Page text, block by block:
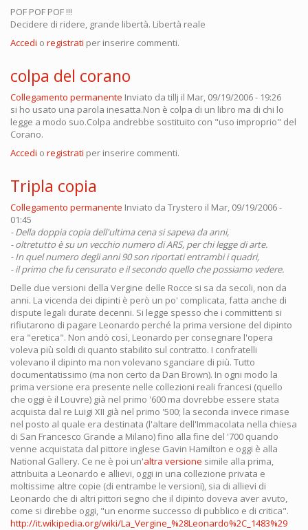
POF POF POF !!!
Decidere di ridere, grande libertà. Libertà reale
Accedi o registrati per inserire commenti.
colpa del corano
Collegamento permanente Inviato da tillj il Mar, 09/19/2006 - 19:26
si ho usato una parola inesatta.Non è colpa di un libro ma di chi lo
legge a modo suo.Colpa andrebbe sostituito con "uso improprio" del
Corano.
Accedi o registrati per inserire commenti.
Tripla copia
Collegamento permanente Inviato da Trystero il Mar, 09/19/2006 -
01:45
- Della doppia copia dell'ultima cena si sapeva da anni,
- oltretutto è su un vecchio numero di ARS, per chi legge di arte.
- In quel numero degli anni 90 son riportati entrambi i quadri,
- il primo che fu censurato e il secondo quello che possiamo vedere.
Delle due versioni della Vergine delle Rocce si sa da secoli, non da
anni. La vicenda dei dipinti è però un po' complicata, fatta anche di
dispute legali durate decenni. Si legge spesso che i committenti si
rifiutarono di pagare Leonardo perché la prima versione del dipinto
era "eretica". Non andò così, Leonardo per consegnare l'opera
voleva più soldi di quanto stabilito sul contratto. I confratelli
volevano il dipinto ma non volevano sganciare di più. Tutto
documentatissimo (ma non certo da Dan Brown). In ogni modo la
prima versione era presente nelle collezioni reali francesi (quello
che oggi è il Louvre) già nel primo '600 ma dovrebbe essere stata
acquista dal re Luigi XII già nel primo '500; la seconda invece rimase
nel posto al quale era destinata (l'altare dell'Immacolata nella chiesa
di San Francesco Grande a Milano) fino alla fine del '700 quando
venne acquistata dal pittore inglese Gavin Hamilton e oggi è alla
National Gallery. Ce ne è poi un'altra versione simile alla prima,
attribuita a Leonardo e allievi, oggi in una collezione privata e
moltissime altre copie (di entrambe le versioni), sia di allievi di
Leonardo che di altri pittori segno che il dipinto doveva aver avuto,
come si direbbe oggi, "un enorme successo di pubblico e di critica".
http://it.wikipedia.org/wiki/La_Vergine_%28Leonardo%2C_1483%29